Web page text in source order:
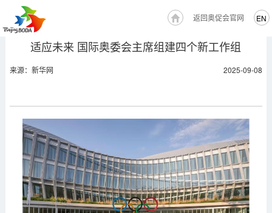
EN
返回奥促会官网
适应未来 国际奥委会主席组建四个新工作组
来源：新华网 2025-09-08